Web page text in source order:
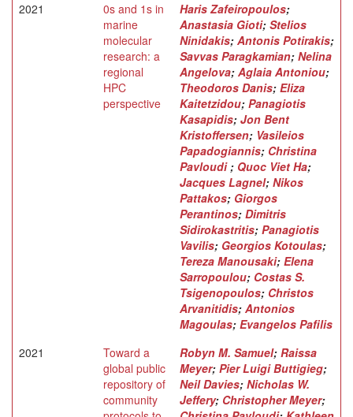
2021
0s and 1s in
marine
molecular
research: a
regional
HPC
perspective
Haris Zafeiropoulos;
Anastasia Gioti; Stelios
Ninidakis; Antonis Potirakis;
Savvas Paragkamian; Nelina
Angelova; Aglaia Antoniou;
Theodoros Danis; Eliza
Kaitetzidou; Panagiotis
Kasapidis; Jon Bent
Kristoffersen; Vasileios
Papadogiannis; Christina
Pavloudi; Quoc Viet Ha;
Jacques Lagnel; Nikos
Pattakos; Giorgos
Perantinos; Dimitris
Sidirokastritis; Panagiotis
Vavilis; Georgios Kotoulas;
Tereza Manousaki; Elena
Sarropoulou; Costas S.
Tsigenopoulos; Christos
Arvanitidis; Antonios
Magoulas; Evangelos Pafilis
2021
Toward a
global public
repository of
community
Robyn M. Samuel; Raissa
Meyer; Pier Luigi Buttigieg;
Neil Davies; Nicholas W.
Jeffery; Christopher Meyer;